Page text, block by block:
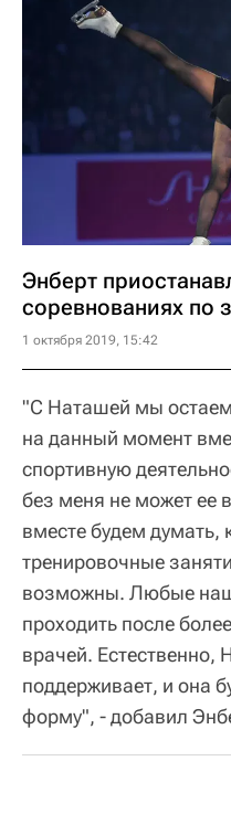
Энберт
соревнованиях по
1 октября 2019, 15:42
"С Наташей мы
на данный момент
спортивную
без меня не может ее
вместе будем думать,
тренировочные
возможны. Любые
проходить после
врачей. Естественно,
поддерживает, и она
форму", - добавил